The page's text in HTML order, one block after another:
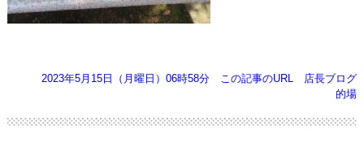
2023年5月15日（月曜日）06時58分 この記事のURL
店長ブログ
的場